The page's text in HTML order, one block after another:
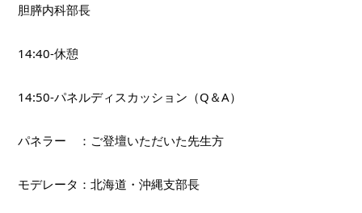
胆膵内科部長
14:40-休憩
14:50-パネルディスカッション（Q＆A）
パネラー　：ご登壇いただいた先生方
モデレータ：北海道・沖縄支部長